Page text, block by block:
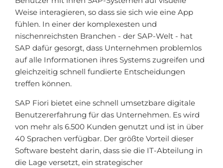
Weise interagieren, so dass sie sich wie eine App
fühlen. In einer der komplexesten und
nischenreichsten Branchen - der SAP-Welt - hat
SAP dafür gesorgt, dass Unternehmen problemlos
auf alle Informationen ihres Systems zugreifen und
gleichzeitig schnell fundierte Entscheidungen
treffen können.
SAP Fiori bietet eine schnell umsetzbare digitale
Benutzererfahrung für das Unternehmen. Es wird
von mehr als 6.500 Kunden genutzt und ist in über
40 Sprachen verfügbar. Der größte Vorteil dieser
Software besteht darin, dass sie die IT-Abteilung in
die Lage versetzt, ein strategischer